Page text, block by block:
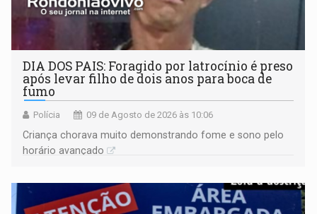
DIA DOS PAIS: Foragido por latrocínio é preso
após levar filho de dois anos para boca de
fumo
Polícia 09 de Agosto de 2026 às 10:06
Criança chorava muito demonstrando fome e sono pelo
horário avançado